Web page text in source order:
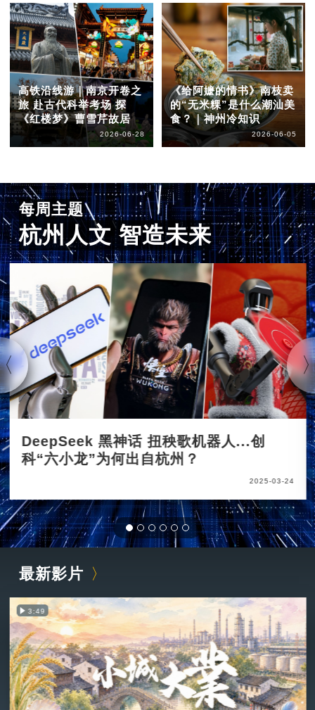
高铁沿线游｜南京开卷之
旅 赴古代科举考场 探
《红楼梦》曹雪芹故居
2026-06-28
《给阿嬷的情书》南枝卖
的“无米粿”是什么潮汕美
食？｜神州冷知识
2026-06-05
每周主题
杭州人文 智造未来
DeepSeek 黑神话 扭秧歌机器人...创
科“六小龙”为何出自杭州？
2025-03-24
最新影片
3:49